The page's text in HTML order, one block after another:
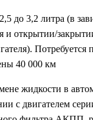
до 3,2 литра (в
и открытии/
Потребуется
40 000 км
жидкости в
с двигателем